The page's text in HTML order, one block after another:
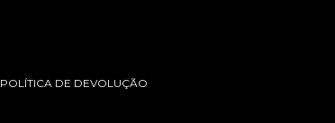
POLÍTICA DE DEVOLUÇÃO